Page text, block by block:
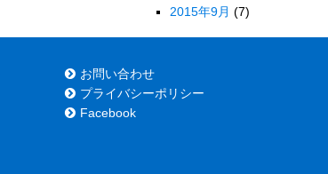
2015年9月 (7)
お問い合わせ
プライバシーポリシー
Facebook